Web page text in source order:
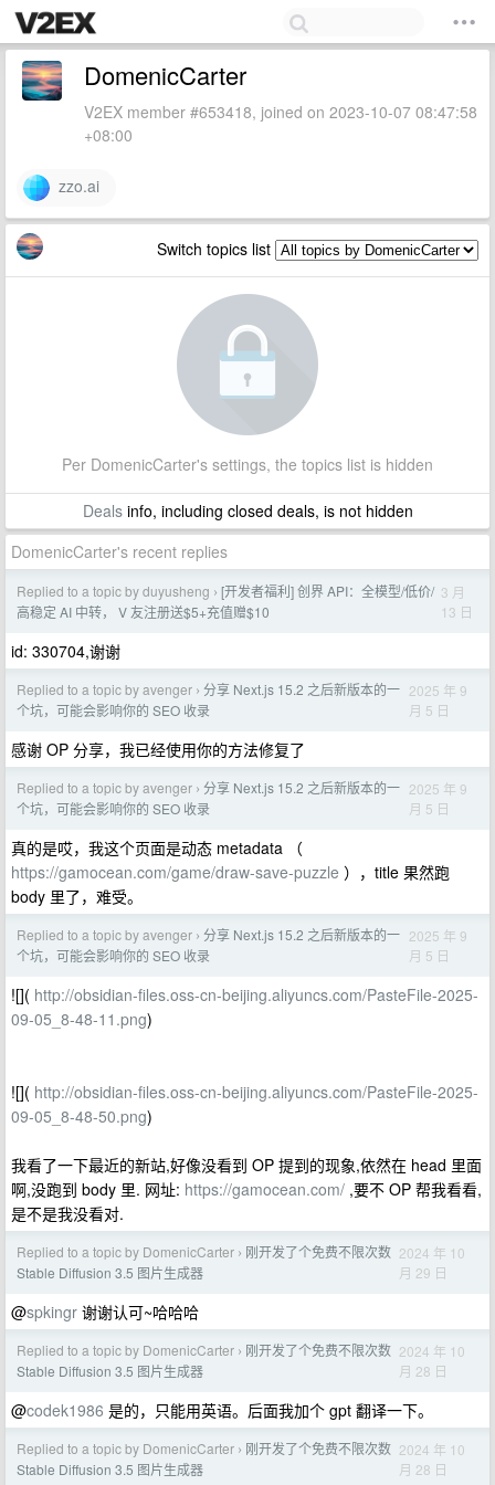
DomenicCarter
V2EX member #653418, joined on 2023-10-07 08:47:58
+08:00
zzo.ai
Switch topics list
Per DomenicCarter's settings, the topics list is hidden
Dealsinfo, including closed deals, is not hidden
DomenicCarter's recent replies
Replied to a topic by duyusheng › [开发者福利] 创界 API：全模型/低价/
高稳定 AI 中转， V 友注册送$5+充值赠$10
3 月
13 日
id: 330704,谢谢
Replied to a topic by avenger › 分享 Next.js 15.2 之后新版本的一
个坑，可能会影响你的 SEO 收录
2025 年 9
月 5 日
感谢 OP 分享，我已经使用你的方法修复了
Replied to a topic by avenger › 分享 Next.js 15.2 之后新版本的一
个坑，可能会影响你的 SEO 收录
2025 年 9
月 5 日
真的是哎，我这个页面是动态 metadata （
https://gamocean.com/game/draw-save-puzzle ），title 果然跑
body 里了，难受。
Replied to a topic by avenger › 分享 Next.js 15.2 之后新版本的一
个坑，可能会影响你的 SEO 收录
2025 年 9
月 5 日
![]( http://obsidian-files.oss-cn-beijing.aliyuncs.com/PasteFile-2025-
09-05_8-48-11.png)
![]( http://obsidian-files.oss-cn-beijing.aliyuncs.com/PasteFile-2025-
09-05_8-48-50.png)
我看了一下最近的新站,好像没看到 OP 提到的现象,依然在 head 里面
啊,没跑到 body 里. 网址: https://gamocean.com/ ,要不 OP 帮我看看,
是不是我没看对.
Replied to a topic by DomenicCarter › 刚开发了个免费不限次数
Stable Diffusion 3.5 图片生成器
2024 年 10
月 29 日
@spkingr 谢谢认可~哈哈哈
Replied to a topic by DomenicCarter › 刚开发了个免费不限次数
Stable Diffusion 3.5 图片生成器
2024 年 10
月 28 日
@codek1986 是的，只能用英语。后面我加个 gpt 翻译一下。
Replied to a topic by DomenicCarter › 刚开发了个免费不限次数
Stable Diffusion 3.5 图片生成器
2024 年 10
月 28 日